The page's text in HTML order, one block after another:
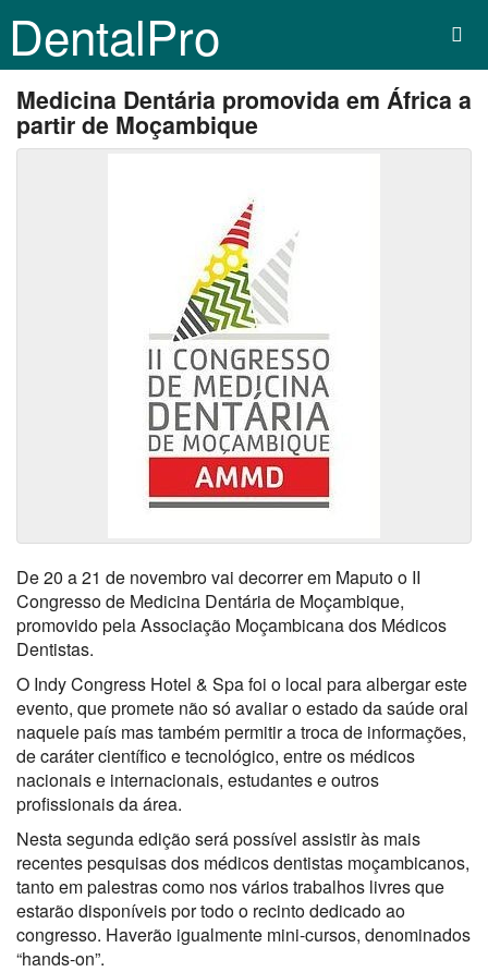
DentalPro
Medicina Dentária promovida em África a
partir de Moçambique
De 20 a 21 de novembro vai decorrer em Maputo o II
Congresso de Medicina Dentária de Moçambique,
promovido pela Associação Moçambicana dos Médicos
Dentistas.
O Indy Congress Hotel & Spa foi o local para albergar este
evento, que promete não só avaliar o estado da saúde oral
naquele país mas também permitir a troca de informações,
de caráter científico e tecnológico, entre os médicos
nacionais e internacionais, estudantes e outros
profissionais da área.
Nesta segunda edição será possível assistir às mais
recentes pesquisas dos médicos dentistas moçambicanos,
tanto em palestras como nos vários trabalhos livres que
estarão disponíveis por todo o recinto dedicado ao
congresso. Haverão igualmente mini-cursos, denominados
“hands-on”.